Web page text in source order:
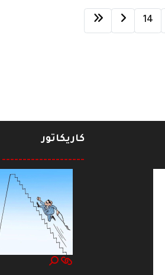
14
كاريكاتور
--------------------